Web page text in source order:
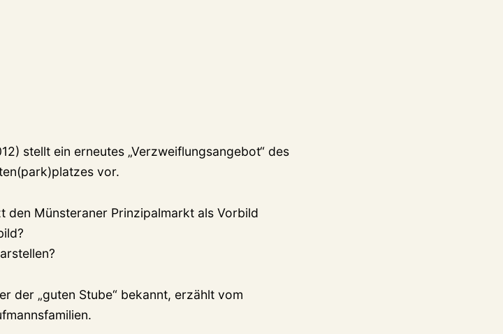
stellt ein erneutes „Verzweiflungsangebot“ des
vor.
den Münsteraner Prinzipalmarkt als Vorbild
der „guten Stube“ bekannt, erzählt vom